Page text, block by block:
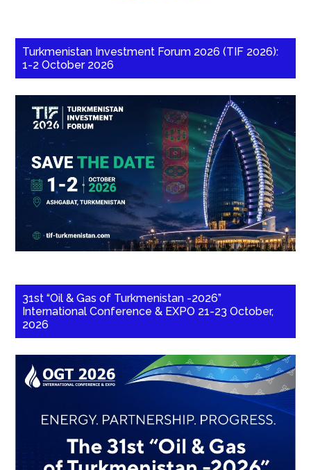
Turkmenistan Investment Forum 2026 (TIF 2026):
1-2 October 2026
31st “Oil & Gas of Turkmenistan -2026”
International Conference & EXPO 21-23 October,
2026